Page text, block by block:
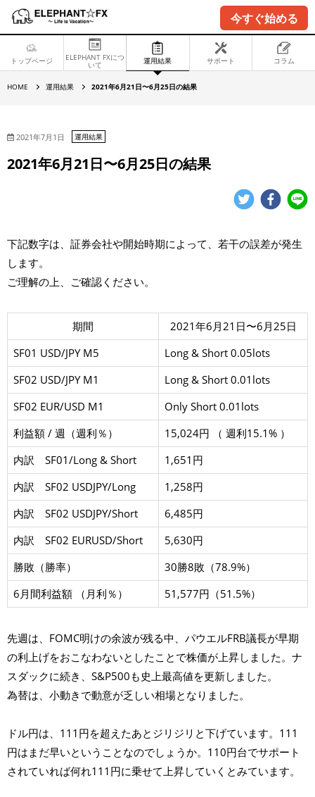
今すぐ始める
トップページ ELEPHANT FXにつ
いて 運用結果 サポート コラム
HOME
6
1
の
果
運用結果 2021年6月21日〜6月25日の結果
2021年7月1日 運用結果
2021年6月21日〜6月25日の結果
下記数字は、証券会社や開始時期によって、若干の誤差が発生
します。
ご理解の上、ご確認ください。
期間
2021年6月21日〜6月25日
SF01 USD/JPY M5
Long & Short 0.05lots
SF02 USD/JPY M1
Long & Short 0.01lots
SF02 EUR/USD M1
Only Short 0.01lots
利益額 / 週（週利％）
15,024円 （ 週利15.1% ）
内訳 SF01/Long & Short
1,651円
内訳 SF02 USDJPY/Long
1,258円
内訳 SF02 USDJPY/Short
6,485円
内訳 SF02 EURUSD/Short
5,630円
勝敗（勝率）
30勝8敗（78.9%）
6月間利益額 （月利％）
51,577円（51.5%）
先週は、FOMC明けの余波が残る中、パウエルFRB議長が早期
の利上げをおこなわないとしたことで株価が上昇しました。ナ
スダックに続き、S&P500も史上最高値を更新しました。
為替は、小動きで動意が乏しい相場となりました。
ドル円は、111円を超えたあとジリジリと下げています。111
円はまだ早いということなのでしょうか。110円台でサポート
されていれば何れ111円に乗せて上昇していくとみています。